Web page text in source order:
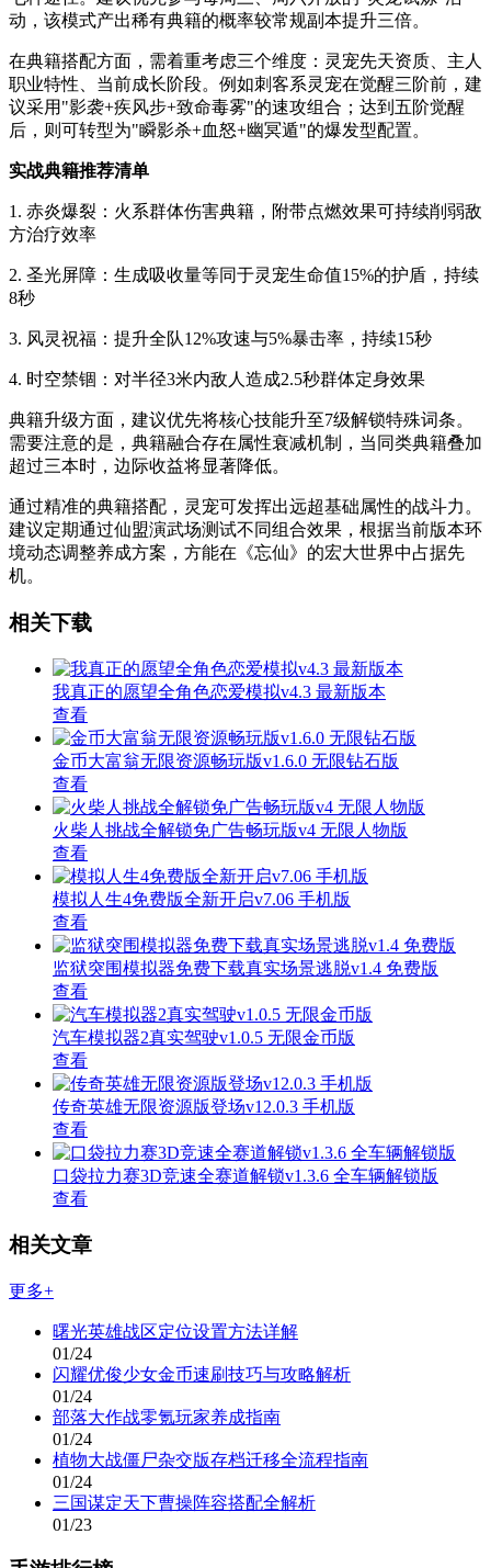
动，该模式产出稀有典籍的概率较常规副本提升三倍。
在典籍搭配方面，需着重考虑三个维度：灵宠先天资质、主人
职业特性、当前成长阶段。例如刺客系灵宠在觉醒三阶前，建
议采用"影袭+疾风步+致命毒雾"的速攻组合；达到五阶觉醒
后，则可转型为"瞬影杀+血怒+幽冥遁"的爆发型配置。
实战典籍推荐清单
1. 赤炎爆裂：火系群体伤害典籍，附带点燃效果可持续削弱敌
方治疗效率
2. 圣光屏障：生成吸收量等同于灵宠生命值15%的护盾，持续
8秒
3. 风灵祝福：提升全队12%攻速与5%暴击率，持续15秒
4. 时空禁锢：对半径3米内敌人造成2.5秒群体定身效果
典籍升级方面，建议优先将核心技能升至7级解锁特殊词条。
需要注意的是，典籍融合存在属性衰减机制，当同类典籍叠加
超过三本时，边际收益将显著降低。
通过精准的典籍搭配，灵宠可发挥出远超基础属性的战斗力。
建议定期通过仙盟演武场测试不同组合效果，根据当前版本环
境动态调整养成方案，方能在《忘仙》的宏大世界中占据先
机。
相关下载
我真正的愿望全角色恋爱模拟v4.3 最新版本
查看
金币大富翁无限资源畅玩版v1.6.0 无限钻石版
查看
火柴人挑战全解锁免广告畅玩版v4 无限人物版
查看
模拟人生4免费版全新开启v7.06 手机版
查看
监狱突围模拟器免费下载真实场景逃脱v1.4 免费版
查看
汽车模拟器2真实驾驶v1.0.5 无限金币版
查看
传奇英雄无限资源版登场v12.0.3 手机版
查看
口袋拉力赛3D竞速全赛道解锁v1.3.6 全车辆解锁版
查看
相关文章
更多+
曙光英雄战区定位设置方法详解
01/24
闪耀优俊少女金币速刷技巧与攻略解析
01/24
部落大作战零氪玩家养成指南
01/24
植物大战僵尸杂交版存档迁移全流程指南
01/24
三国谋定天下曹操阵容搭配全解析
01/23